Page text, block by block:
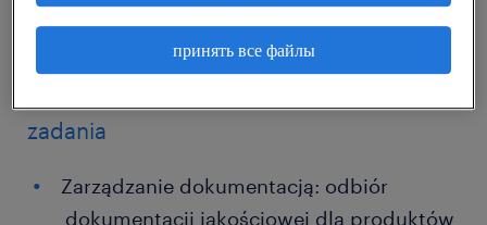
projektach transferu technologii – ta oferta
jest dla Ciebie!
zadania
Zarządzanie dokumentacją: odbiór
dokumentacji jakościowej dla produktów
принять все файлы